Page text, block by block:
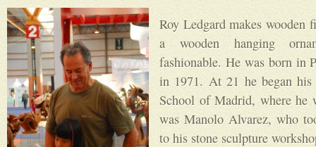
Roy Ledgardmakes wooden
a wooden hanging
fashionable. He was born in
in 1971. At 21 he began his
School of Madrid, where he
was Manolo Alvarez, who
to his stone sculpture